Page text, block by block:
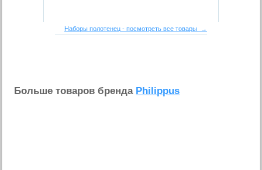
Наборы полотенец - посмотреть все товары →
Больше товаров бренда Philippus